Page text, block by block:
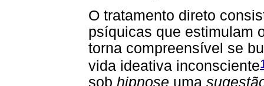
O tratamento direto
psíquicas que estimulam
torna compreensível se
vida ideativa inconsciente
sob hipnose uma